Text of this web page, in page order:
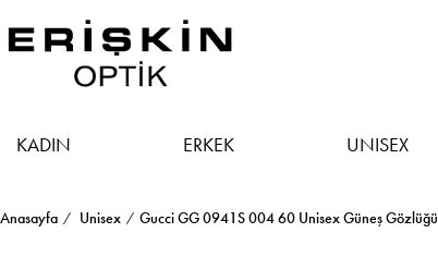
KADIN ERKEK UNISEX
Anasayfa Unisex Gucci GG 0941S 004 60 Unisex Güneş Gözlüğü